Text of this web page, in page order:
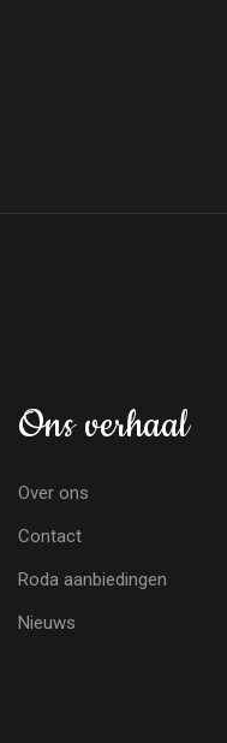
Ons verhaal
Over ons
Contact
Roda aanbiedingen
Nieuws